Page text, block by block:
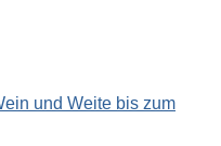
und Weite bis zum